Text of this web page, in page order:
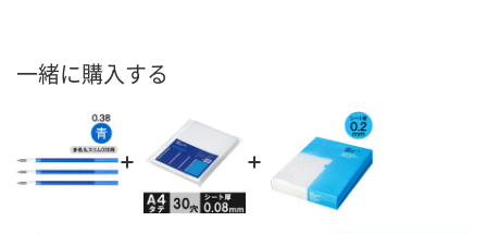
一緒に購入する